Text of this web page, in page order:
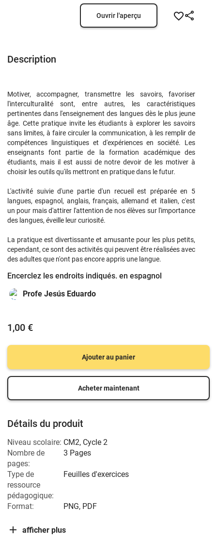
Ouvrir l'aperçu
Description
Motiver, accompagner, transmettre les savoirs, favoriser
l'interculturalité sont, entre autres, les caractéristiques
pertinentes dans l'enseignement des langues dès le plus jeune
âge. Cette pratique invite les étudiants à explorer les savoirs
sans limites, à faire circuler la communication, à les remplir de
compétences linguistiques et d'expériences en société. Les
enseignants font partie de la formation académique des
étudiants, mais il est aussi de notre devoir de les motiver à
choisir les outils qu'ils mettront en pratique dans le futur.
L'activité suivie d'une partie d'un recueil est préparée en 5
langues, espagnol, anglais, français, allemand et italien, c'est
un pour mais d'attirer l'attention de nos élèves sur l'importance
des langues, éveille leur curiosité.
La pratique est divertissante et amusante pour les plus petits,
cependant, ce sont des activités qui peuvent être réalisées avec
des adultes que n'ont pas encore appris une langue.
Encerclez les endroits indiqués. en espagnol
Profe Jesús Eduardo
1,00 €
Ajouter au panier
Acheter maintenant
Détails du produit
Niveau scolaire: CM2, Cycle 2
Nombre de
pages:
3 Pages
Type de
ressource
pédagogique:
Feuilles d'exercices
Format: PNG, PDF
afficher plus